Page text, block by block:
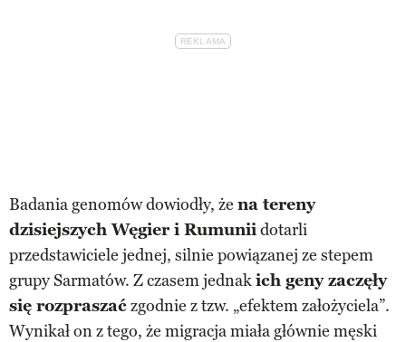
Badania genomów dowiodły, że na tereny
dzisiejszych Węgier i Rumuniidotarli
przedstawiciele jednej, silnie powiązanej ze stepem
grupy Sarmatów. Z czasem jednakich geny zaczęły
się rozpraszaćzgodnie z tzw. „efektem założyciela”.
Wynikał on z tego, że migracja miała głównie męski